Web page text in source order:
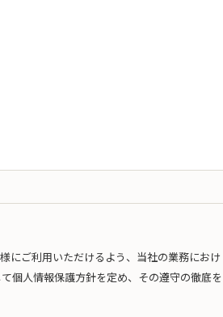
にご利用いただけるよう、当社の業務におけ
個人情報保護方針を定め、その遵守の徹底を